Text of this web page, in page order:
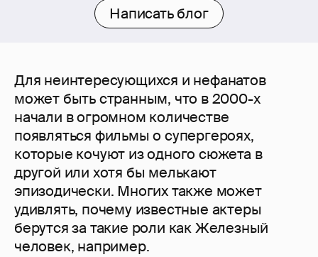
Написать блог
Для неинтересующихся и нефанатов
может быть странным, что в 2000-х
начали в огромном количестве
появляться фильмы о супергероях,
которые кочуют из одного сюжета в
другой или хотя бы мелькают
эпизодически. Многих также может
удивлять, почему известные актеры
берутся за такие роли как Железный
человек, например.